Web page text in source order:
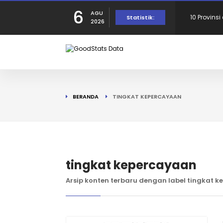
6
AGU
2026
Statistik: 10
BERANDA TINGKAT KEPERCAYAAN
tingkat kepercayaan
Arsip konten terbaru dengan label tingkat